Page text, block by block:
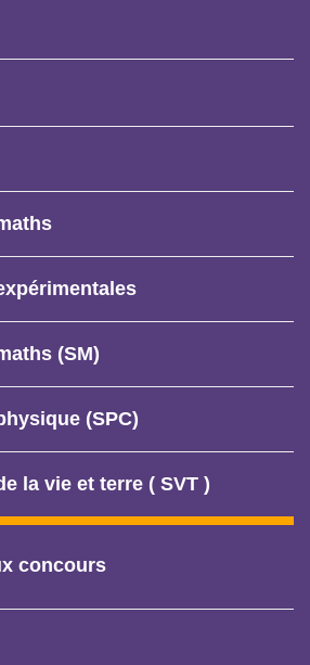
(SM)
(SPC)
la vie et terre ( SVT )
concours